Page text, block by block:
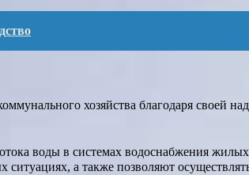
хозяйства благодаря своей
воды в системах водоснабжения
а также позволяют